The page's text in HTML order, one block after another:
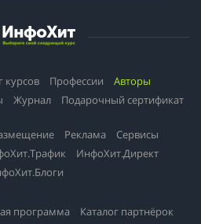
курсов Профессии
Авторы
Журнал Подарочный сертификат
Реклама
Сервисы
ИнфоХит.Директ
программа Каталог партнёрок